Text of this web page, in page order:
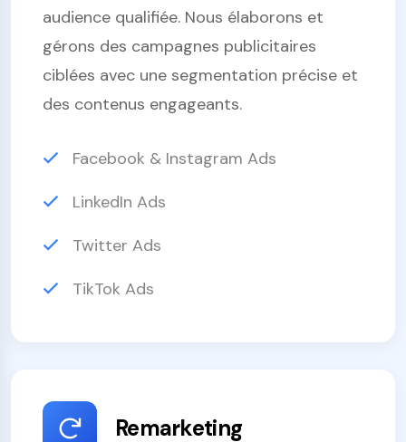
audience qualifiée. Nous élaborons et
gérons des campagnes publicitaires
ciblées avec une segmentation précise et
des contenus engageants.
Facebook & Instagram Ads
LinkedIn Ads
Twitter Ads
TikTok Ads
Remarketing